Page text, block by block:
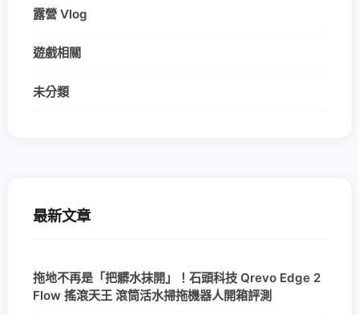
露營 Vlog
遊戲相關
未分類
最新文章
拖地不再是「把髒水抹開」！石頭科技 Qrevo Edge 2
Flow 搖滾天王 滾筒活水掃拖機器人開箱評測